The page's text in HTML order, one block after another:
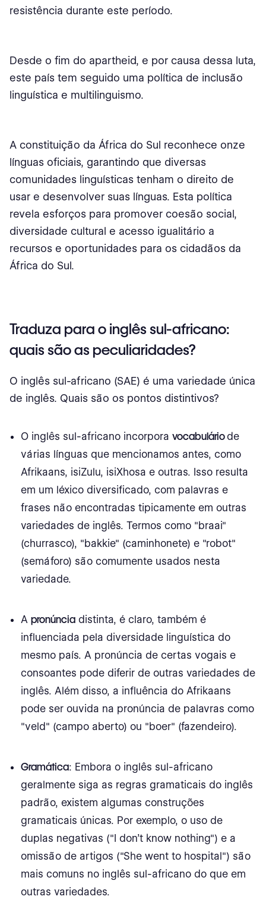
resistência durante este período.
Desde o fim do apartheid, e por causa dessa luta,
este país tem seguido uma política de inclusão
linguística e multilinguismo.
A constituição da África do Sul reconhece onze
línguas oficiais, garantindo que diversas
comunidades linguísticas tenham o direito de
usar e desenvolver suas línguas. Esta política
revela esforços para promover coesão social,
diversidade cultural e acesso igualitário a
recursos e oportunidades para os cidadãos da
África do Sul.
Traduza para o inglês sul-africano:
quais são as peculiaridades?
O inglês sul-africano (SAE) é uma variedade única
de inglês. Quais são os pontos distintivos?
O inglês sul-africano incorporavocabulário de
várias línguas que mencionamos antes, como
Afrikaans, isiZulu, isiXhosa e outras. Isso resulta
em um léxico diversificado, com palavras e
frases não encontradas tipicamente em outras
variedades de inglês. Termos como "braai"
(churrasco), "bakkie" (caminhonete) e "robot"
(semáforo) são comumente usados nesta
variedade.
Apronúncia distinta, é claro, também é
influenciada pela diversidade linguística do
mesmo país. A pronúncia de certas vogais e
consoantes pode diferir de outras variedades de
inglês. Além disso, a influência do Afrikaans
pode ser ouvida na pronúncia de palavras como
"veld" (campo aberto) ou "boer" (fazendeiro).
Gramática: Embora o inglês sul-africano
geralmente siga as regras gramaticais do inglês
padrão, existem algumas construções
gramaticais únicas. Por exemplo, o uso de
duplas negativas ("I don't know nothing") e a
omissão de artigos ("She went to hospital") são
mais comuns no inglês sul-africano do que em
outras variedades.